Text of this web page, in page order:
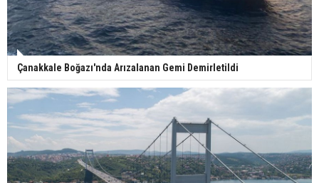
Çanakkale Boğazı'nda Arızalanan Gemi Demirletildi